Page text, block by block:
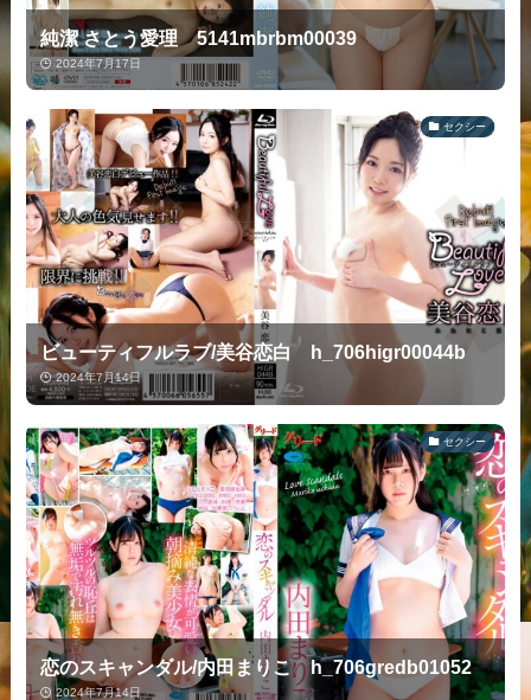
純潔 さとう愛理 5141mbrbm00039
2024年7月17日
セクシー
ビューティフルラブ/美谷恋白 h_706higr00044b
2024年7月14日
セクシー
恋のスキャンダル/内田まりこ h_706gredb01052
2024年7月14日